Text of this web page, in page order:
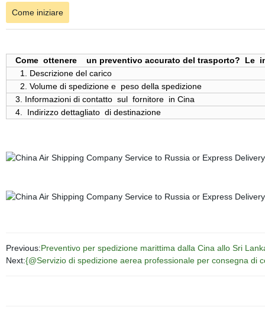
Come iniziare
Come ottenere un preventivo accurato del trasporto? Le
1. Descrizione del carico
2. Volume di spedizione e peso della spedizione
3. Informazioni di contatto sul fornitore in Cina
4. Indirizzo dettagliato di destinazione
Previous:Preventivo per spedizione marittima dalla Cina allo Sri
Next:{@Servizio di spedizione aerea professionale per consegna di